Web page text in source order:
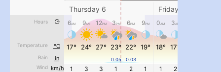
#PipIvanToday...
pimrec_project